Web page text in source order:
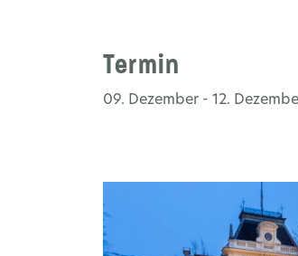
Termin
09. Dezember - 12.